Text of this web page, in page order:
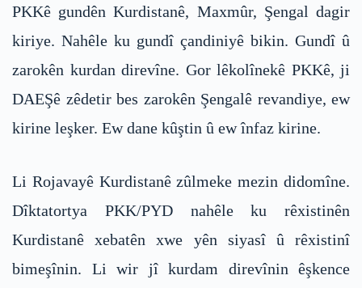
PKKê gundên Kurdistanê, Maxmûr, Şengal dagir
kiriye. Nahêle ku gundî çandiniyê bikin. Gundî û
zarokên kurdan direvîne. Gor lêkolînekê PKKê, ji
DAEŞê zêdetir bes zarokên Şengalê revandiye, ew
kirine leşker. Ew dane kûştin û ew înfaz kirine.
Li Rojavayê Kurdistanê zûlmeke mezin didomîne.
Dîktatortya PKK/PYD nahêle ku rêxistinên
Kurdistanê xebatên xwe yên siyasî û rêxistinî
bimeşînin. Li wir jî kurdam direvînin êşkence